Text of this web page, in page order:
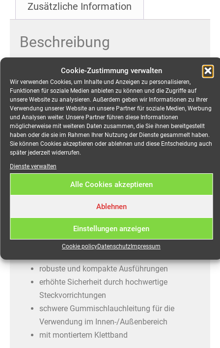
Cookie-Zustimmung verwalten
Wir verwenden Cookies, um Inhalte und Anzeigen zu personalisieren,
Funktionen für soziale Medien anbieten zu können und die Zugriffe auf
unsere Website zu analysieren. Außerdem geben wir Informationen zu Ihrer
Verwendung unserer Website an unsere Partner für soziale Medien, Werbung
und Analysen weiter. Unsere Partner führen diese Informationen
möglicherweise mit weiteren Daten zusammen, die Sie ihnen bereitgestellt
haben oder die sie im Rahmen Ihrer Nutzung der Dienste gesammelt haben.
Sie können Cookies akzeptieren oder ablehnen und diese Entscheidung auch
später jederzeit widerrufen.
Dienste verwalten
Alle Cookies akzeptieren
Ablehnen
Einstellungen anzeigen
Cookie policyDatenschutz Impressum
Zusätzliche Information
Beschreibung
CEE 32A Kabel, 3-pol,
3x6mm², 15,0 Meter mieten
Verlängerung, schwarz, 15 m, 1x CEE-Stecker 3-pol
und Kupplung 3-pol, H07RN-F 5G2,5, 16 A
Ausgezeichnet durch hochwertige Verarbeitung und
besondere Langlebigkeit, überzeugen unsere Kabel
und Verlängerungen auch für den anspruchsvollen
Gebrauch auf der Baustelle oder bei
robuste Verlängerungen
stückgeprüfte und zuverlässige
robuste und kompakte Ausführungen
erhöhte Sicherheit durch hochwertige
Steckvorrichtungen
schwere Gummischlauchleitung für die
Verwendung im Innen-/Außenbereich
mit montiertem Klettband